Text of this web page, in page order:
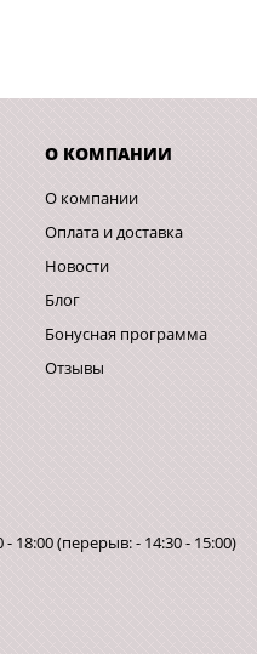
О КОМПАНИИ
О компании
Оплата и доставка
Новости
Блог
Бонусная программа
Отзывы
18:00 (перерыв: - 14:30 - 15:00)